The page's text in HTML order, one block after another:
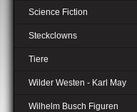
Science Fiction
Steckclowns
Tiere
Wilder Westen - Karl May
Wilhelm Busch Figuren